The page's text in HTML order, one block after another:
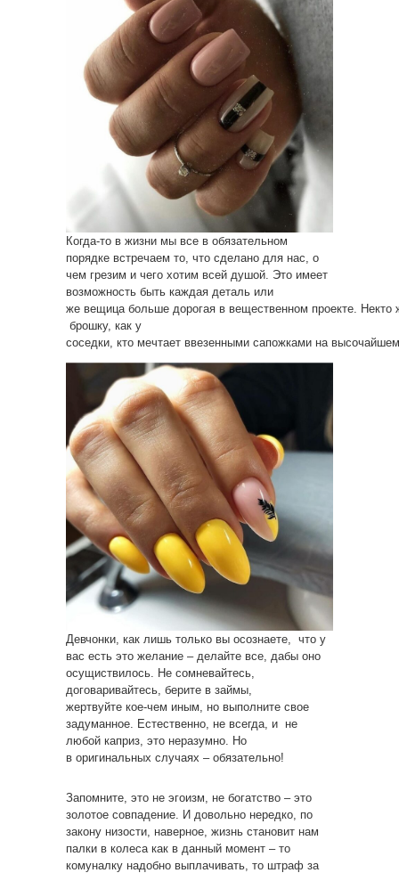
Когда-то в жизни мы все в обязательном
порядке встречаем то, что сделано для нас, о
чем грезим и чего хотим всей душой. Это имеет
возможность быть каждая деталь или
же вещица больше дорогая в вещественном проекте. Некто
брошку, как у
соседки, кто мечтает ввезенными сапожками на
Девчонки, как лишь только вы осознаете, что у
вас есть это желание – делайте все, дабы оно
осущиствилось. Не сомневайтесь,
договаривайтесь, берите в займы,
жертвуйте кое-чем иным, но выполните свое
задуманное. Естественно, не всегда, и не
любой каприз, это неразумно. Но
в оригинальных случаях – обязательно!
Запомните, это не эгоизм, не богатство – это
золотое совпадение. И довольно нередко, по
закону низости, наверное, жизнь становит нам
палки в колеса как в данный момент – то
комуналку надобно выплачивать, то штраф за